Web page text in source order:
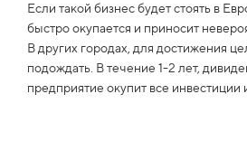
Если такой бизнес будет стоять в
быстро окупается и приносит
В других городах, для достижения
подождать. В течение 1-2 лет,
предприятие окупит все инвестиции